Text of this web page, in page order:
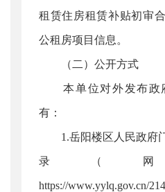
租赁住房租赁补贴初审
公租房项目信息。
（二）公开方式
本单位对外发布政
有：
1.岳阳楼区人民政府门
录（
https://www.yylq.gov.cn/